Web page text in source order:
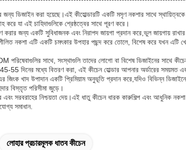
ডিজাইন করা হয়েছে।এই কীহোল্ডারটি একটি মসৃণ নকশার সাথে
যা এই চাহিদাগুলিকে শ্রেষ্ঠত্বের সাথে পূরণ করে।
জন্য একটি সুবিধাজনক এবং নিরাপদ জায়গা প্রদান করে,ভুল জায়গায় রাখার
নকশা এটি একটি চমৎকার উপহার পছন্দ করে তোলে, বিশেষ করে যখন এটি
সাথে, সংস্থাগুলি তাদের লোগো বা বিশেষ ডিজাইনের সাথে
55 দিনের মধ্যে বিতরণ করা, এই কীচেন হোল্ডার আপনার অর্ডারের সময়মত
খাদ উপাদান একটি প্রিমিয়াম অনুভূতি প্রদান করে,যদিও বিভিন্ন
বিস্তৃত পরিসীমা জুড়ে।
এবং সরবরাহের নিশ্চয়তা দেয়।এই ধাতু কীচেন ধারক কারুশিল্প এবং আধুনিক
সমাধান.
লোহার প্রচারমূলক ধাতব কীচেন